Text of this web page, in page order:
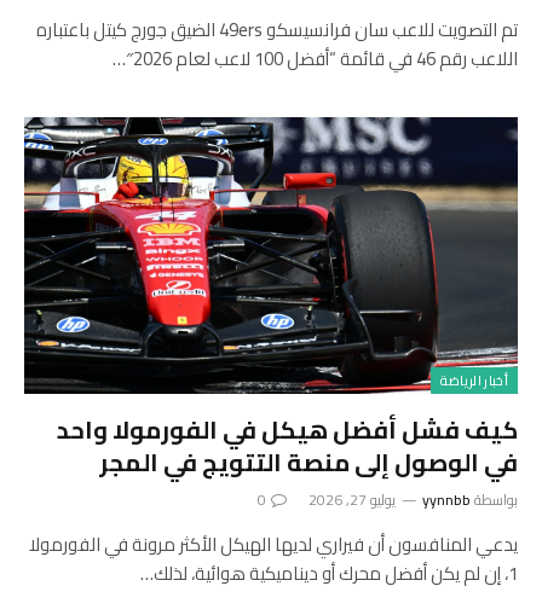
تم التصويت للاعب سان فرانسيسكو 49ers الضيق جورج كيتل باعتباره
اللاعب رقم 46 في قائمة “أفضل 100 لاعب لعام 2026″…
أخبار الرياضة
كيف فشل أفضل هيكل في الفورمولا واحد
في الوصول إلى منصة التتويج في المجر
بواسطةyynnbb يوليو 27, 2026 0
يدعي المنافسون أن فيراري لديها الهيكل الأكثر مرونة في الفورمولا
1، إن لم يكن أفضل محرك أو ديناميكية هوائية، لذلك…